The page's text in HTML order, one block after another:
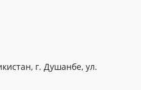
г. Душанбе, ул.